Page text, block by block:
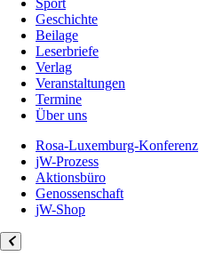
Sport
Geschichte
Beilage
Leserbriefe
Verlag
Veranstaltungen
Termine
Über uns
Rosa-Luxemburg-Konferenz
jW-Prozess
Aktionsbüro
Genossenschaft
jW-Shop